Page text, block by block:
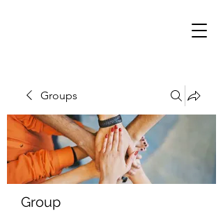
Groups
Group